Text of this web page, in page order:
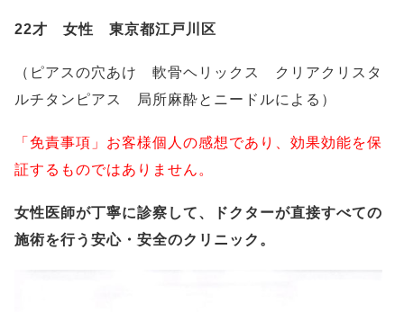
22才 女性 東京都江戸川区
（ピアスの穴あけ 軟骨ヘリックス クリアクリスタ
ルチタンピアス 局所麻酔とニードルによる）
「免責事項」お客様個人の感想であり、効果効能を保
証するものではありません。
女性医師が丁寧に診察して、ドクターが直接すべての
施術を行う安心・安全のクリニック。